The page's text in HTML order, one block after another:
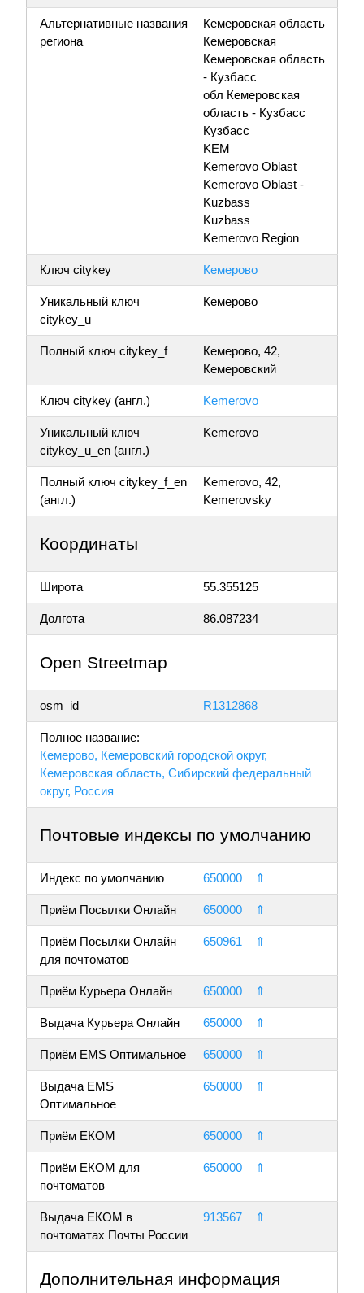
Альтернативные названия
региона
Кемеровская область
Кемеровская
Кемеровская область
- Кузбасс
обл Кемеровская
область - Кузбасс
Кузбасс
KEM
Kemerovo Oblast
Kemerovo Oblast -
Kuzbass
Kuzbass
Kemerovo Region
Ключ citykey Кемерово
Уникальный ключ
citykey_u
Кемерово
Полный ключ citykey_f
Кемерово, 42,
Кемеровский
Ключ citykey (англ.) Kemerovo
Уникальный ключ
citykey_u_en (англ.)
Kemerovo
Полный ключ citykey_f_en
(англ.)
Kemerovo, 42,
Kemerovsky
Координаты
Широта 55.355125
Долгота 86.087234
Open Streetmap
osm_id R1312868
Полное название:
Кемерово, Кемеровский городской округ,
Кемеровская область, Сибирский федеральный
округ, Россия
Почтовые индексы по умолчанию
Индекс по умолчанию 650000 ⇑
Приём Посылки Онлайн 650000 ⇑
Приём Посылки Онлайн
для почтоматов
650961 ⇑
Приём Курьера Онлайн 650000 ⇑
Выдача Курьера Онлайн 650000 ⇑
Приём EMS Оптимальное 650000 ⇑
Выдача EMS
Оптимальное
650000 ⇑
Приём ЕКОМ 650000 ⇑
Приём ЕКОМ для
почтоматов
650000 ⇑
Выдача ЕКОМ в
почтоматах Почты России
913567 ⇑
Дополнительная информация